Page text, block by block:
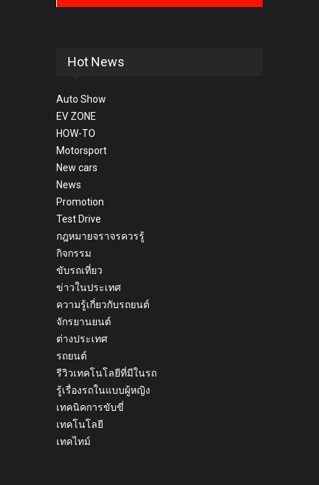
Hot News
Auto Show
EV ZONE
HOW-TO
Motorsport
New cars
News
Promotion
Test Drive
กฎหมายจราจรควรรู้
กิจกรรม
ขับรถเที่ยว
ข่าวในประเทศ
ความรู้เกี่ยวกับรถยนต์
จักรยานยนต์
ต่างประเทศ
รถยนต์
รีวิวเทคโนโลยีที่มีในรถ
รู้เรื่องรถในแบบผู้หญิง
เทคนิคการขับขี่
เทคโนโลยี
เทคไทม์